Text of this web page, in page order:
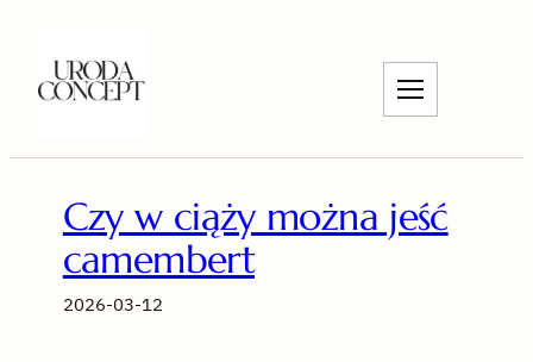
treści
Czy w ciąży można jeść
camembert
2026-03-12